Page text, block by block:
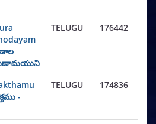
TELUGU 176442
-
TELUGU 174836